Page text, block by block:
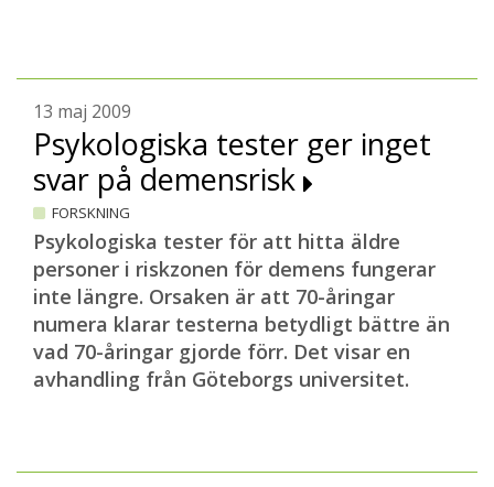
13 maj 2009
Psykologiska tester ger inget
svar på demensrisk
FORSKNING
Psykologiska tester för att hitta äldre
personer i riskzonen för demens fungerar
inte längre. Orsaken är att 70-åringar
numera klarar testerna betydligt bättre än
vad 70-åringar gjorde förr. Det visar en
avhandling från Göteborgs universitet.